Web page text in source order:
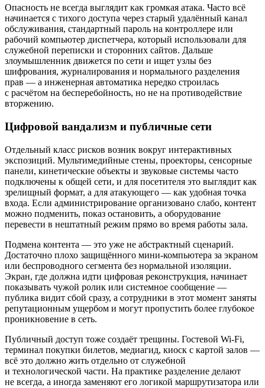
Опасность не всегда выглядит как громкая атака. Часто всё
начинается с тихого доступа через старый удалённый канал
обслуживания, стандартный пароль на контроллере или
рабочий компьютер диспетчера, который использовали для
служебной переписки и сторонних сайтов. Дальше
злоумышленник движется по сети и ищет узлы без
шифрования, журналирования и нормального разделения
прав — а инженерная автоматика нередко строилась
с расчётом на бесперебойность, но не на противодействие
вторжению.
Цифровой вандализм и публичные сети
Отдельный класс рисков возник вокруг интерактивных
экспозиций. Мультимедийные стены, проекторы, сенсорные
панели, кинетические объекты и звуковые системы часто
подключены к общей сети, и для посетителя это выглядит как
зрелищный формат, а для атакующего — как удобная точка
входа. Если администрирование организовано слабо, контент
можно подменить, показ остановить, а оборудование
перевести в нештатный режим прямо во время работы зала.
Подмена контента — это уже не абстрактный сценарий.
Достаточно плохо защищённого мини-компьютера за экраном
или беспроводного сегмента без нормальной изоляции.
Экран, где должна идти цифровая реконструкция, начинает
показывать чужой ролик или системное сообщение —
публика видит сбой сразу, а сотрудники в этот момент заняты
репутационным ущербом и могут пропустить более глубокое
проникновение в сеть.
Публичный доступ тоже создаёт трещины. Гостевой Wi-Fi,
терминал покупки билетов, медиагид, киоск с картой залов —
всё это должно жить отдельно от служебной
и технологической части. На практике разделение делают
не всегда, а иногда заменяют его логикой маршрутизатора или